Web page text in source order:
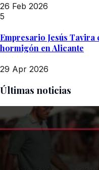
26 Feb 2026
5
Empresario Jesús
hormigón en Alicante
29 Apr 2026
Últimas noticias